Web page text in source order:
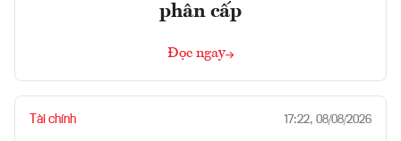
phân cấp
Đọc ngay
Tài chính 17:22, 08/08/2026